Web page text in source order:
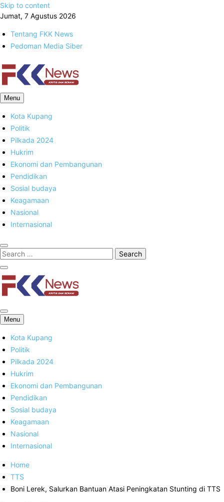
Skip to content
Jumat, 7 Agustus 2026
Tentang FKK News
Pedoman Media Siber
FKK News
Menu
Kota Kupang
Politik
Pilkada 2024
Hukrim
Ekonomi dan Pembangunan
Pendidikan
Sosial budaya
Keagamaan
Nasional
Internasional
FKK News
Menu
Kota Kupang
Politik
Pilkada 2024
Hukrim
Ekonomi dan Pembangunan
Pendidikan
Sosial budaya
Keagamaan
Nasional
Internasional
Home
TTS
Boni Lerek, Salurkan Bantuan Atasi Peningkatan Stunting di TTS